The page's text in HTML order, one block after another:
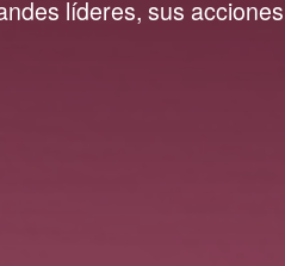
líderes, sus